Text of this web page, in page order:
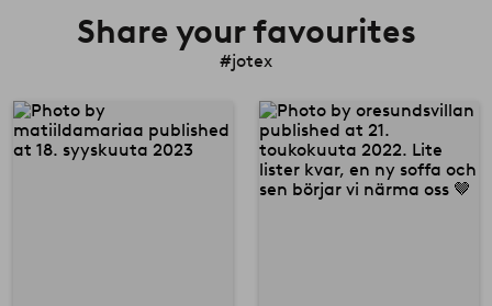
Share your favourites
#jotex